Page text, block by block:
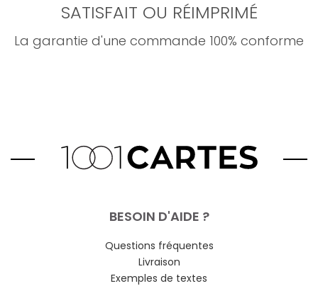
SATISFAIT OU RÉIMPRIMÉ
La garantie d'une commande 100% conforme
BESOIN D'AIDE ?
Questions fréquentes
Livraison
Exemples de textes